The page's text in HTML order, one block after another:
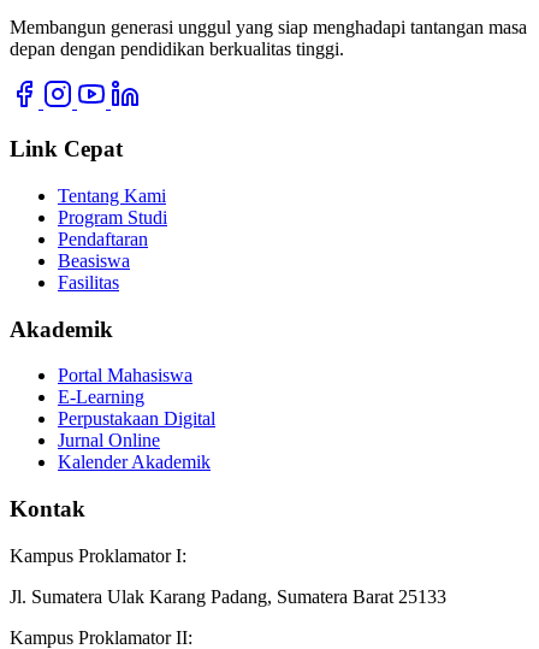
Membangun generasi unggul yang siap menghadapi tantangan masa
depan dengan pendidikan berkualitas tinggi.
Link Cepat
Tentang Kami
Program Studi
Pendaftaran
Beasiswa
Fasilitas
Akademik
Portal Mahasiswa
E-Learning
Perpustakaan Digital
Jurnal Online
Kalender Akademik
Kontak
Kampus Proklamator I:
Jl. Sumatera Ulak Karang Padang, Sumatera Barat 25133
Kampus Proklamator II: